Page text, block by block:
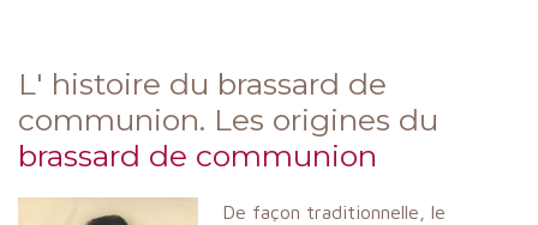
L' histoire du brassard de
communion. Les origines du
brassard de communion
De façon traditionnelle, le